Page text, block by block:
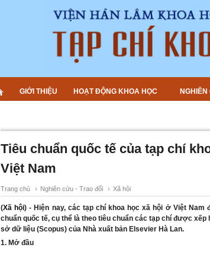
GIỚI THIỆU HOẠT ĐỘNG KHOA HỌC
Tiêu chuẩn quốc tế của tạp chí
Việt Nam
Trang chủ › Nghiên cứu - Trao đổi › Xã hội
(Xã hội) - Hiện nay, các tạp chí khoa học xã hội ở Việt
chuẩn quốc tế, cụ thể là theo tiêu chuẩn các tạp chí được xếp
sở dữ liệu (Scopus) của Nhà xuất bản Elsevier Hà Lan.
1. Mở đầu